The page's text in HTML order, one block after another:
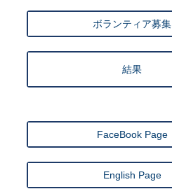
ボランティア募集
結果
FaceBook Page
English Page